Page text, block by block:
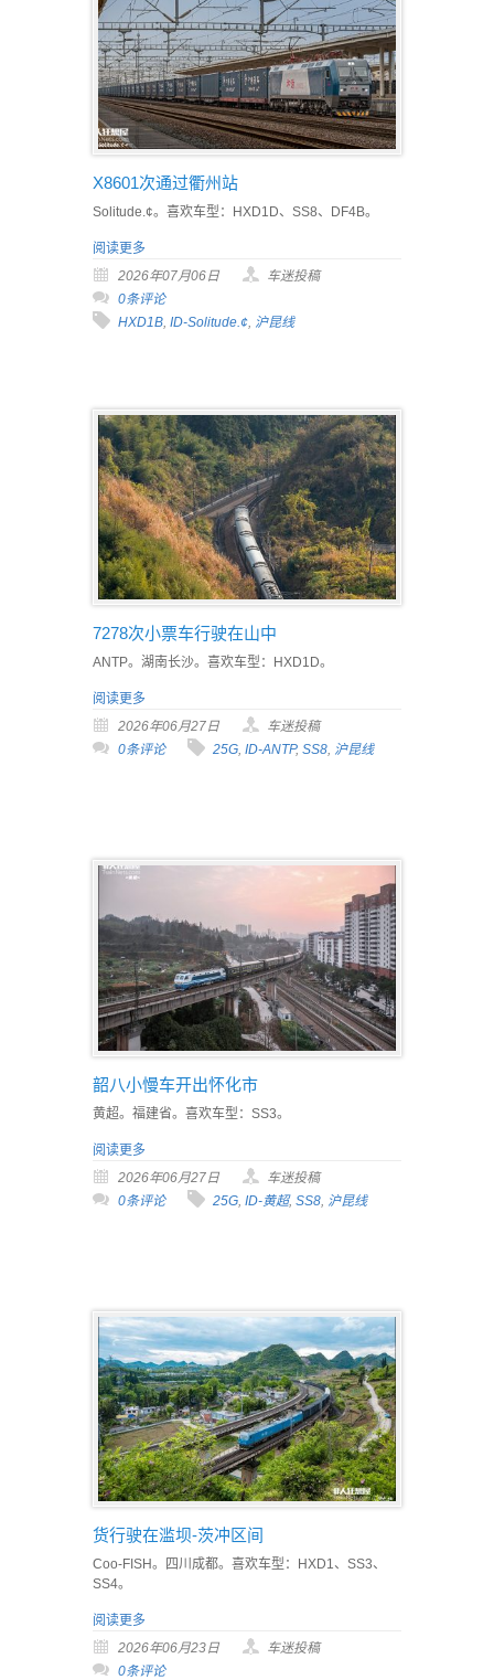
X8601次通过衢州站
Solitude.¢。喜欢车型：HXD1D、SS8、DF4B。
阅读更多
2026年07月06日
车迷投稿
0条评论
HXD1B ID-Solitude.¢ 沪昆线
7278次小票车行驶在山中
ANTP。湖南长沙。喜欢车型：HXD1D。
阅读更多
2026年06月27日
车迷投稿
0条评论
25G, ID-ANTP, SS8, 沪昆线
韶八小慢车开出怀化市
黄超。福建省。喜欢车型：SS3。
阅读更多
2026年06月27日
车迷投稿
0条评论
25G ID-黄超, SS8 沪昆线
货行驶在滥坝-茨冲区间
Coo-FISH。四川成都。喜欢车型：HXD1、SS3、
SS4。
阅读更多
2026年06月23日
车迷投稿
0条评论